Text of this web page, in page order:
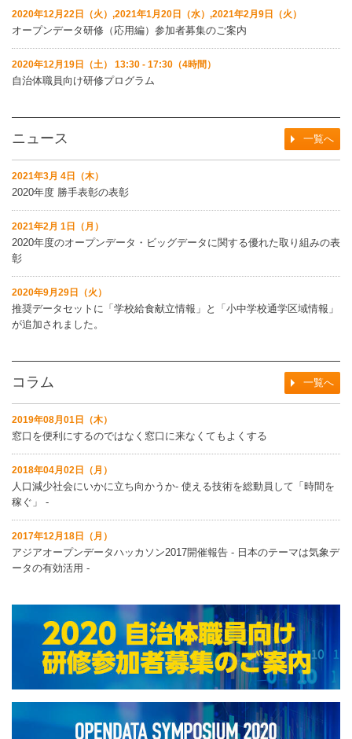
2020年12月22日（火）,2021年1月20日（水）,2021年2月9日（火）
オープンデータ研修（応用編）参加者募集のご案内
2020年12月19日（土） 13:30 - 17:30（4時間）
自治体職員向け研修プログラム
ニュース 一覧へ
2021年3月 4日（木）
2020年度 勝手表彰の表彰
2021年2月 1日（月）
2020年度のオープンデータ・ビッグデータに関する優れた取り組みの表
彰
2020年9月29日（火）
推奨データセットに「学校給食献立情報」と「小中学校通学区域情報」
が追加されました。
コラム 一覧へ
2019年08月01日（木）
窓口を便利にするのではなく窓口に来なくてもよくする
2018年04月02日（月）
人口減少社会にいかに立ち向かうか‐ 使える技術を総動員して「時間を
稼ぐ」 ‐
2017年12月18日（月）
アジアオープンデータハッカソン2017開催報告 ‐ 日本のテーマは気象デ
ータの有効活用 ‐